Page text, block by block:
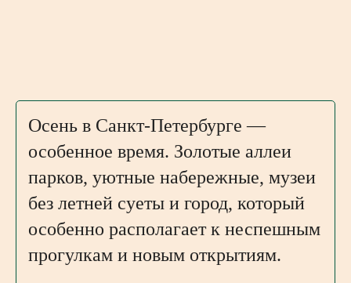
Осень в Санкт-Петербурге —
особенное время. Золотые аллеи
парков, уютные набережные, музеи
без летней суеты и город, который
особенно располагает к неспешным
прогулкам и новым открытиям.